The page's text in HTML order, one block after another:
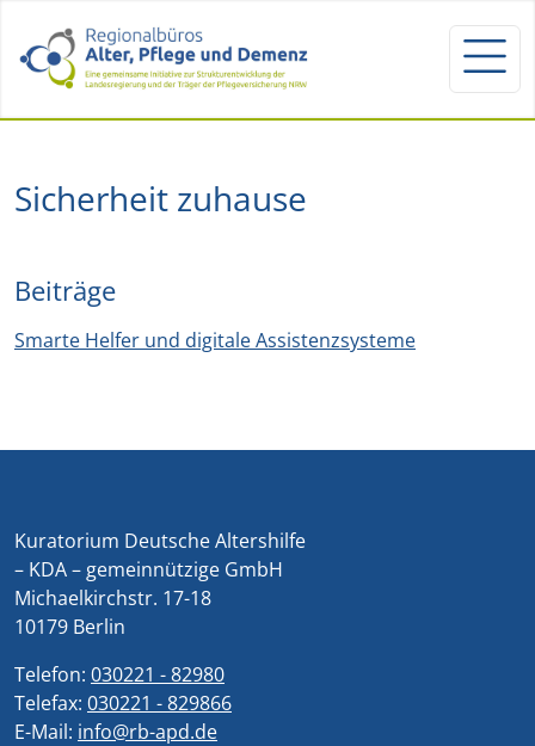
Sicherheit zuhause
Beiträge
Smarte Helfer und digitale Assistenzsysteme
Kuratorium Deutsche Altershilfe
– KDA – gemeinnützige GmbH
Michaelkirchstr. 17-18
10179 Berlin
Telefon: 030221 - 82980
Telefax: 030221 - 829866
E-Mail: info@rb-apd.de